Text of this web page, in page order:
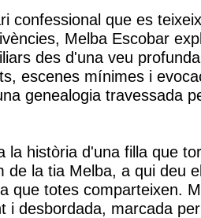
confessional que es
Melba Escobar
des d'una veu
escenes mínimes i
genealogia travessada
la història d'una filla que
de la tia Melba, a qui deu
que totes comparteixen.
i desbordada, marcada